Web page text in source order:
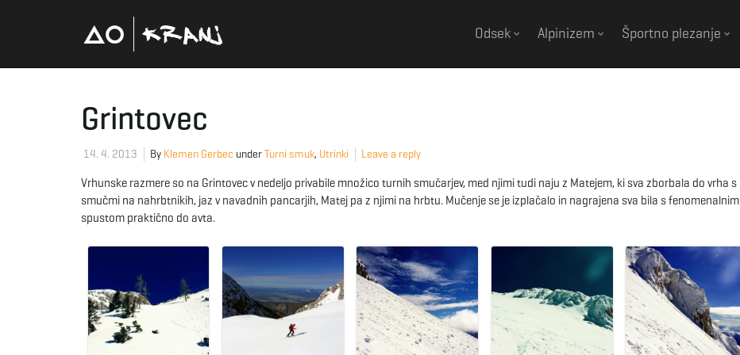
Odsek Alpinizem Športno plezanje
Grintovec
14. 4. 2013 By Klemen Gerbec underTurni smuk, Utrinki Leave a reply
Vrhunske razmere so na Grintovec v nedeljo privabile množico turnih smučarjev, med njimi tudi naju z Matejem, ki sva zborbala do vrha s
smučmi na nahrbtnikih, jaz v navadnih pancarjih, Matej pa z njimi na hrbtu. Mučenje se je izplačalo in nagrajena sva bila s fenomenalnim
spustom praktično do avta.